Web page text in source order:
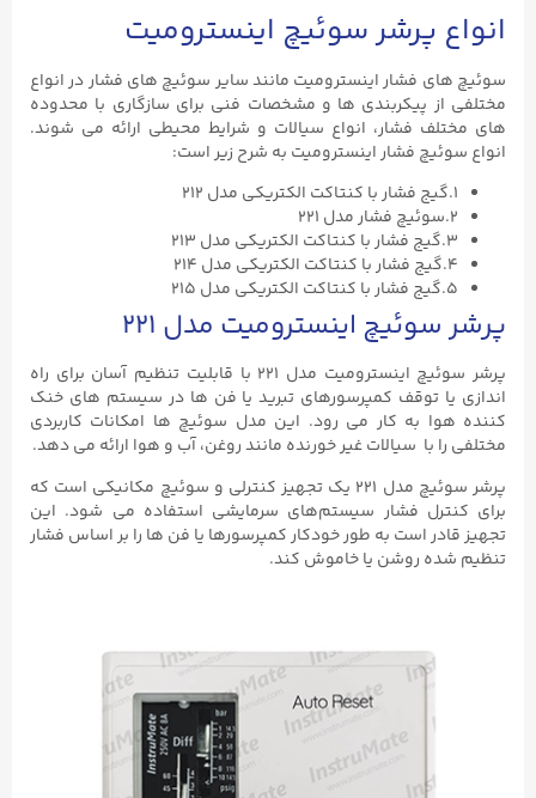
انواع پرشر سوئیچ اینسترومیت
سوئیچ های فشار اینسترومیت مانند سایر سوئیچ های فشار در انواع
مختلفی از پیکربندی ها و مشخصات فنی برای سازگاری با محدوده
های مختلف فشار، انواع سیالات و شرایط محیطی ارائه می شوند.
انواع سوئیچ فشار اینسترومیت به شرح زیر است:
۱.گیج فشار با کنتاکت الکتریکی مدل ۲۱۲
۲.سوئیچ فشار مدل ۲۲۱
۳.گیج فشار با کنتاکت الکتریکی مدل ۲۱۳
۴.گیج فشار با کنتاکت الکتریکی مدل ۲۱۴
۵.گیج فشار با کنتاکت الکتریکی مدل ۲۱۵
پرشر سوئیچ اینسترومیت مدل ۲۲۱
پرشر سوئیچ اینسترومیت مدل ۲۲۱ با قابلیت تنظیم آسان برای راه
اندازی یا توقف کمپرسورهای تبرید یا فن ها در سیستم های خنک
کننده هوا به کار می رود. این مدل سوئیچ ها امکانات کاربردی
مختلفی را با سیالات غیر خورنده مانند روغن، آب و هوا ارائه می دهد.
پرشر سوئیچ مدل ۲۲۱ یک تجهیز کنترلی و سوئیچ مکانیکی است که
برای کنترل فشار سیستم‌های سرمایشی استفاده می‌ شود. این
تجهیز قادر است به طور خودکار کمپرسورها یا فن ها را بر اساس فشار
تنظیم شده روشن یا خاموش کند.